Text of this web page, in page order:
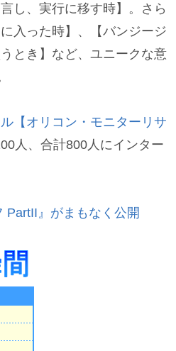
し、実行に移す時】。さら
入った時】、【バンジージ
とき】など、ユニークな意
【オリコン・モニターリサ
人、合計800人にインター
PartII』がまもなく公開